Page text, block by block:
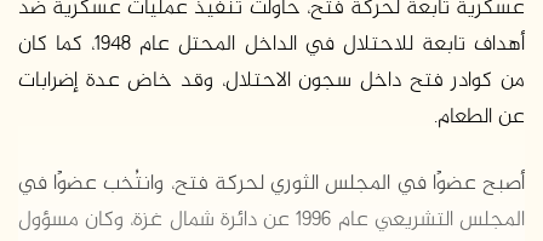
عسكرية تابعة لحركة فتح، حاولت تنفيذ عمليات عسكرية ضد
أهداف تابعة للاحتلال في الداخل المحتل عام 1948، كما كان
من كوادر فتح داخل سجون الاحتلال، وقد خاض عدة إضرابات
عن الطعام.
أصبح عضوًا في المجلس الثوري لحركة فتح، وانتُخب عضوًا في
المجلس التشريعي عام 1996 عن دائرة شمال غزة، وكان مسؤول